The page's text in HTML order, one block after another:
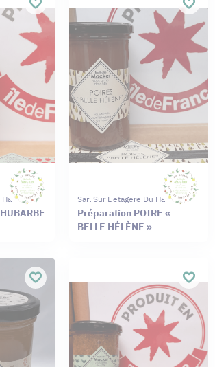
Sarl Sur L'etagere Du Haut
Préparation POIRE «
BELLE HÉLÈNE »